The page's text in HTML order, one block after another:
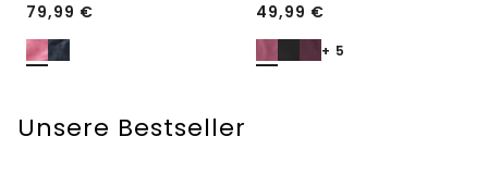
79,99 €
49,99 €
+ 5
Unsere Bestseller